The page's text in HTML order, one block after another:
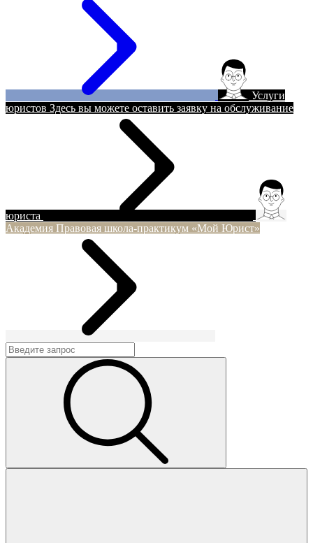
Услуги
юристов Здесь вы можете оставить заявку на обслуживание
юриста
Академия Правовая школа-практикум «Мой Юрист»